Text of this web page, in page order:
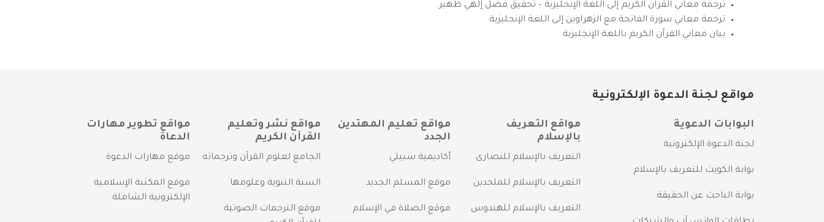
ترجمة معاني القرآن الكريم إلى اللغة الإنجليزية – تحقيق فضل إلهي ظهير
ترجمة معاني سورة الفاتحة مع الزهراوين إلى اللغة الإنجليزية
بيان معاني القرآن الكريم باللغة الإنجليزية
مواقع لجنة الدعوة الإلكترونية
البوابات الدعوية
لجنة الدعوة الإلكترونية
بوابة الكويت للتعريف بالإسلام
بوابة الباحث عن الحقيقة
مواقع التعريف
بالإسلام
التعريف بالإسلام للنصارى
التعريف بالإسلام للملحدين
التعريف بالإسلام للهندوس
مواقع تعليم المهتدين
الجدد
أكاديمية سبيلي
موقع المسلم الجديد
موقع الصلاة في الإسلام
مواقع نشر وتعليم
القرآن الكريم
الجامع لعلوم القرآن وترجماته
السنة النبوية وعلومها
موقع الترجمات الصوتية
مواقع تطوير مهارات
الدعاة
موقع مهارات الدعوة
موقع المكتبة الإسلامية
الإلكترونية الشاملة